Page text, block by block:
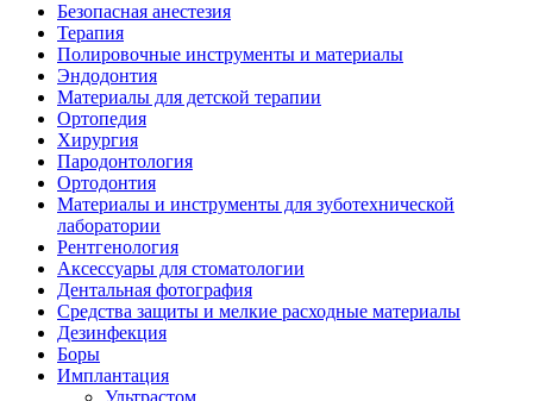
Безопасная анестезия
Терапия
Полировочные инструменты и материалы
Эндодонтия
Материалы для детской терапии
Ортопедия
Хирургия
Пародонтология
Ортодонтия
Материалы и инструменты для зуботехнической
лаборатории
Рентгенология
Аксессуары для стоматологии
Дентальная фотография
Средства защиты и мелкие расходные материалы
Дезинфекция
Боры
Имплантация
Ультрастом